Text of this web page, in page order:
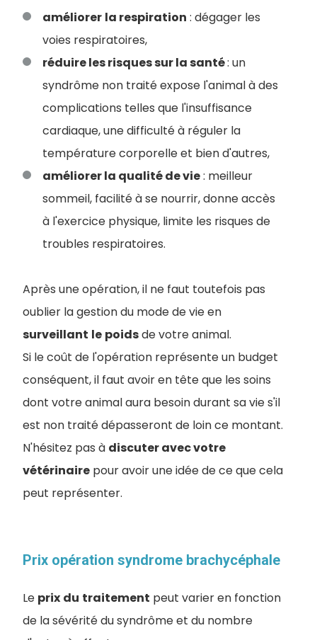
améliorer la respiration : dégager les
voies respiratoires,
réduire les risques sur la santé: un
syndrôme non traité expose l'animal à des
complications telles que l'insuffisance
cardiaque, une difficulté à réguler la
température corporelle et bien d'autres,
améliorer la qualité de vie: meilleur
sommeil, facilité à se nourrir, donne accès
à l'exercice physique, limite les risques de
troubles respiratoires.
Après une opération, il ne faut toutefois pas
oublier la gestion du mode de vie en
surveillant le poidsde votre animal.
Si le coût de l'opération représente un budget
conséquent, il faut avoir en tête que les soins
dont votre animal aura besoin durant sa vie s'il
est non traité dépasseront de loin ce montant.
N'hésitez pas à discuter avec votre
vétérinaire pour avoir une idée de ce que cela
peut représenter.
Prix opération syndrome brachycéphale
Le prix du traitement peut varier en fonction
de la sévérité du syndrôme et du nombre